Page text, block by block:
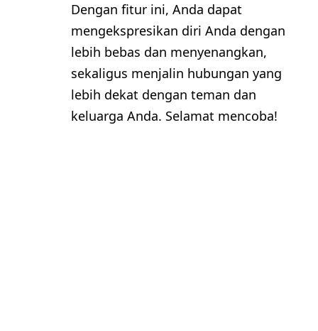
Dengan fitur ini, Anda dapat
mengekspresikan diri Anda dengan
lebih bebas dan menyenangkan,
sekaligus menjalin hubungan yang
lebih dekat dengan teman dan
keluarga Anda. Selamat mencoba!